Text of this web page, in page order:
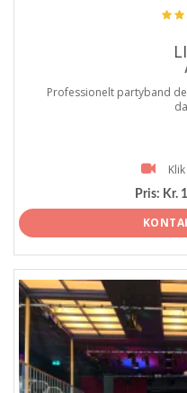
Professionelt partyband
Pris: Kr.